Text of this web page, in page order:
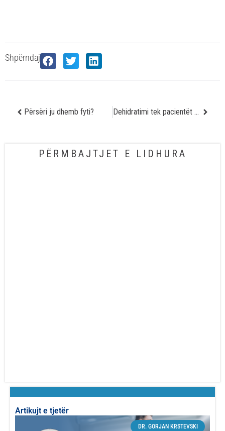
Shpërndaj
Përsëri ju dhemb fyti? Dehidratimi tek pacientët me kancer
PËRMBAJTJET E LIDHURA
Artikujt e tjetër
DR. GORJAN KRSTEVSKI